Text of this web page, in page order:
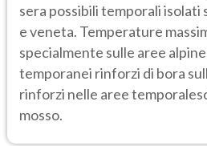
sera possibili temporali isolati
e veneta. Temperature
specialmente sulle aree
temporanei rinforzi di bora
rinforzi nelle aree
mosso.